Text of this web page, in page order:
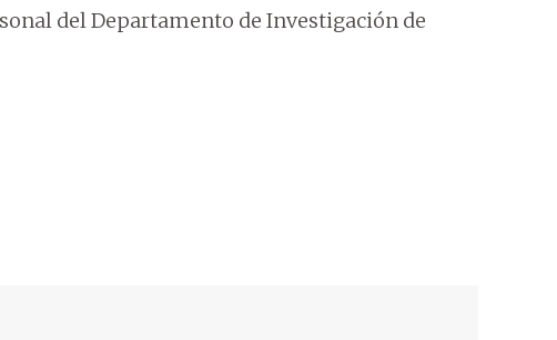
del Departamento de Investigación de